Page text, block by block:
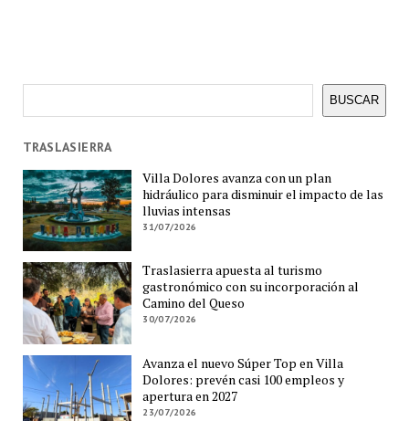
BUSCAR
TRASLASIERRA
Villa Dolores avanza con un plan
hidráulico para disminuir el impacto de las
lluvias intensas
31/07/2026
Traslasierra apuesta al turismo
gastronómico con su incorporación al
Camino del Queso
30/07/2026
Avanza el nuevo Súper Top en Villa
Dolores: prevén casi 100 empleos y
apertura en 2027
23/07/2026